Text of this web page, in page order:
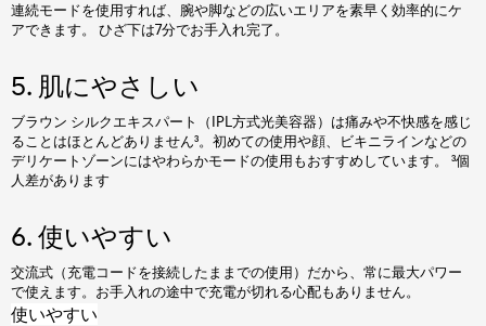
連続モードを使用すれば、腕や脚などの広いエリアを素早く効率的にケ
アできます。 ひざ下は7分でお手入れ完了。
5. 肌にやさしい
ブラウン シルクエキスパート（IPL方式光美容器）は痛みや不快感を感じ
ることはほとんどありません³。初めての使用や顔、ビキニラインなどの
デリケートゾーンにはやわらかモードの使用もおすすめしています。 ³個
人差があります
6. 使いやすい
交流式（充電コードを接続したままでの使用）だから、常に最大パワー
で使えます。お手入れの途中で充電が切れる心配もありません。
使いやすい